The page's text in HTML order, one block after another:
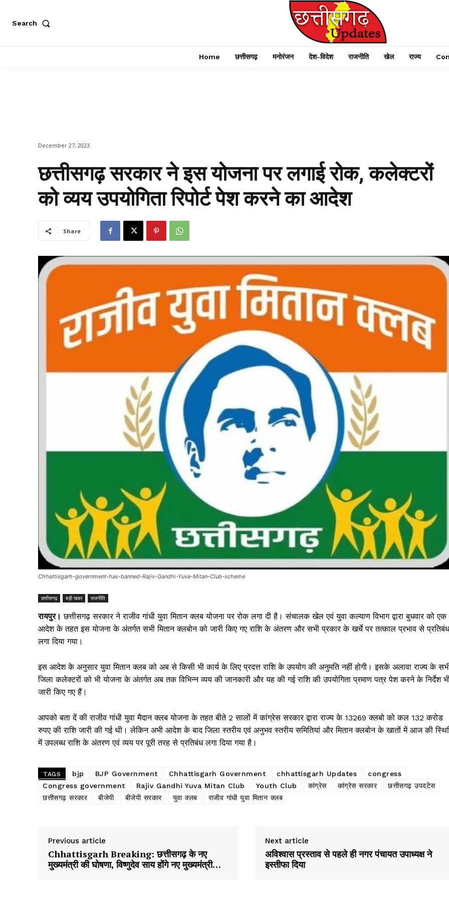
Search
Home छत्तीसगढ़ मनोरंजन देश-विदेश राजनीति खेल राज्य
December 27, 2023
छत्तीसगढ़ सरकार ने इस योजना पर लगाई रोक, कलेक्टरों
को व्यय उपयोगिता रिपोर्ट पेश करने का आदेश
Share
Chhattisgarh-government-has-banned-Rajiv-Gandhi-Yuva-Mitan-Club-scheme
छत्तीसगढ़ बड़ी खबर राजनीति
रायपुर। छत्तीसगढ़ सरकार ने राजीव गांधी युवा मितान क्लब योजना पर रोक लगा दी है। संचालक खेल एवं युवा कल्याण विभाग द्वारा बुधवार को एक
आदेश के तहत इस योजना के अंतर्गत सभी मितान क्लबोन को जारी किए गए राशि के अंतरण और सभी प्रकार के खर्चे पर तत्काल प्रभाव से प्रतिबंध
लगा दिया गया।
इस आदेश के अनुसार युवा मितान क्लब को अब से किसी भी कार्य के लिए प्रदत्त राशि के उपयोग की अनुमति नहीं होगी। इसके अलावा राज्य के
जिला कलेक्टरों को भी योजना के अंतर्गत अब तक विभिन्न व्यय की जानकारी और यह की गई राशि की उपयोगिता प्रमाण पत्र पेश करने के निर्देश
जारी किए गए हैं।
आपको बता दें की राजीव गांधी युवा मैदान क्लब योजना के तहत बीते 2 सालों में कांग्रेस सरकार द्वारा राज्य के 13269 क्लबो को कल 132 करोड
रुपए की राशि जारी की गई थी। लेकिन अभी आदेश के बाद जिला स्तरीय एवं अनुभव स्तरीय समितियां और मितान क्लबोन के खातों में आज की
में उपलब्ध राशि के अंतरण एवं व्यय पर पूरी तरह से प्रतिबंध लगा दिया गया है।
TAGS bjp BJP Government Chhattisgarh Government chhattisgarh Updates
congress
Congress government
Rajiv Gandhi Yuva Mitan Club Youth Club कांग्रेस कांग्रेस सरकार
छत्तीसगढ़ उपदटेस
छत्तीसगढ़ सरकार
बीजेपी बीजेपी सरकार युवा क्लब राजीव गांधी युवा मितान क्लब
Previous article
Chhattisgarh Breaking: छत्तीसगढ़ के नए
मुख्यमंत्री की घोषणा, विष्णुदेव साय होंगे नए मुख्यमंत्री…
Next article
अविश्वास प्रस्ताव से पहले ही नगर पंचायत उपाध्यक्ष ने
इस्तीफा दिया